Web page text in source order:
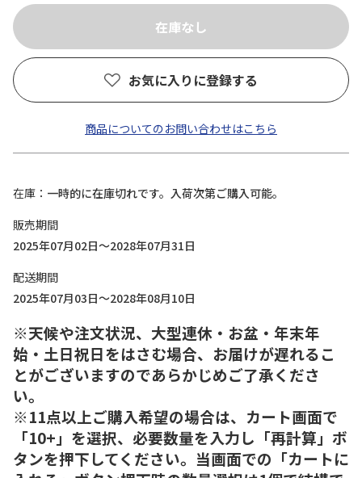
お気に入りに登録する
商品についてのお問い合わせはこちら
在庫
一時的に在庫切れです。入荷次第ご購入可能。
販売期間
2025年07月02日～2028年07月31日
配送期間
2025年07月03日～2028年08月10日
※天候や注文状況、大型連休・お盆・年末年
始・土日祝日をはさむ場合、お届けが遅れるこ
とがございますのであらかじめご了承くださ
い。
※11点以上ご購入希望の場合は、カート画面で
「10+」を選択、必要数量を入力し「再計算」ボ
タンを押下してください。当画面での「カートに